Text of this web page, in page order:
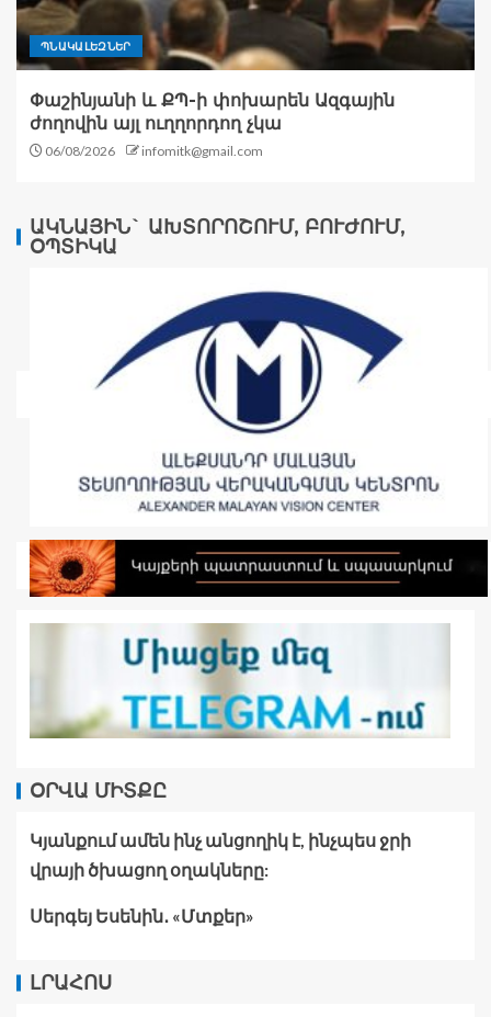
ՊՆԱԿԱԼԵԶՆԵՐ
Փաշինյանի և ՔՊ-ի փոխարեն Ազգային
ժողովին այլ ուղղորդող չկա
06/08/2026 infomitk@gmail.com
ԱԿՆԱՅԻՆ` ԱԽՏՈՐՈՇՈՒՄ, ԲՈՒԺՈՒՄ,
ՕՊՏԻԿԱ
ՕՐՎԱ ՄԻՏՔԸ
Կյանքում ամեն ինչ անցողիկ է, ինչպես ջրի
վրայի ծխացող օղակները:
Սերգեյ Եսենին․ «Մտքեր»
ԼՐԱՀՈՍ